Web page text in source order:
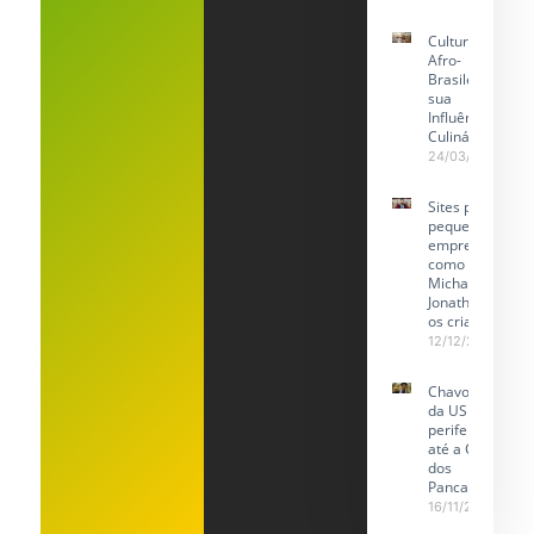
Cultura
Afro-
Brasileira e
sua
Influência
Culinária
24/03/2026
Sites para
pequenas
empresas:
como
Michael
Jonathan
os cria
12/12/2025
Chavoso
da USP: da
periferia
até a CPI
dos
Pancadões
16/11/2025